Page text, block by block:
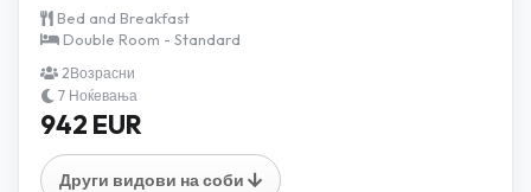
Bed and Breakfast
Double Room - Standard
2Возрасни
7 Ноќевања
942 EUR
Други видови на соби